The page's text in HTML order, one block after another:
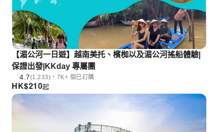
【湄公河一日遊】越南美托、檳椥以及湄公河搖船體驗|
保證出發|KKday 專屬團
4.7(1,233)・7K+ 個已訂購
HK$210起